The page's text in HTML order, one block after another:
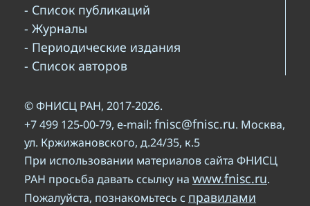
- Список публикаций
- Журналы
- Периодические издания
- Список авторов
© ФНИСЦ РАН, 2017-2026.
+7 499 125-00-79, e-mail: fnisc@fnisc.ru. Москва,
ул. Кржижановского, д.24/35, к.5
При использовании материалов сайта ФНИСЦ
РАН просьба давать ссылку на www.fnisc.ru.
Пожалуйста, познакомьтесь с правилами